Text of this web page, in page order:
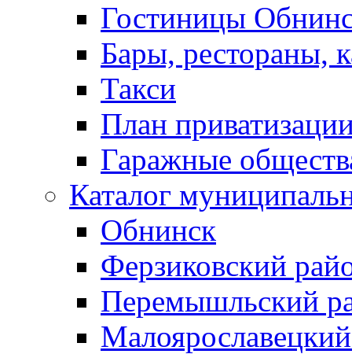
Гостиницы
Бары, рестораны,
Такси
План
Гаражные
Каталог
Обнинск
Ферзиковский
Перемышльский